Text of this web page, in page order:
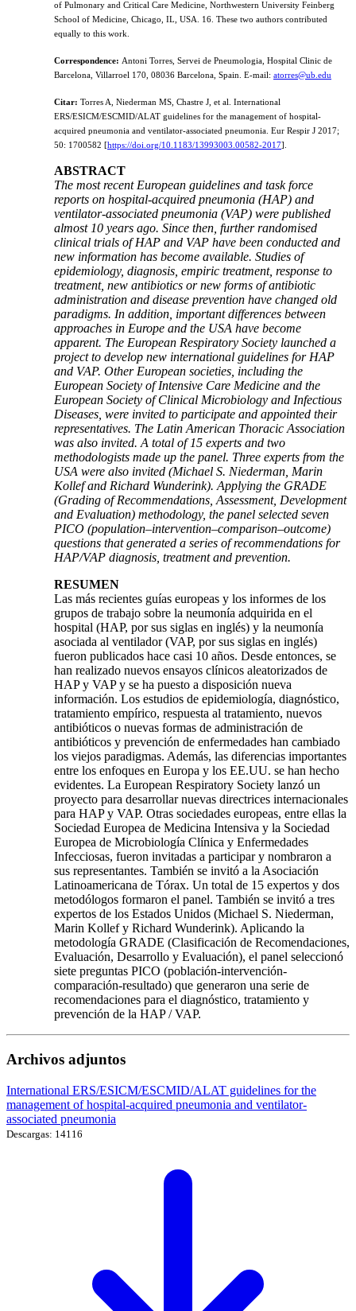
of Pulmonary and Critical Care Medicine, Northwestern University Feinberg
School of Medicine, Chicago, IL, USA. 16. These two authors contributed
equally to this work.
Correspondence: Antoni Torres, Servei de Pneumologia, Hospital Clinic de
Barcelona, Villarroel 170, 08036 Barcelona, Spain. E-mail: atorres@ub.edu
Citar: Torres A, Niederman MS, Chastre J, et al. International
ERS/ESICM/ESCMID/ALAT guidelines for the management of hospital-
acquired pneumonia and ventilator-associated pneumonia. Eur Respir J 2017;
50: 1700582 [ https://doi.org/10.1183/13993003.00582-2017 ].
ABSTRACT
The most recent European guidelines and task force
reports on hospital-acquired pneumonia (HAP) and
ventilator-associated pneumonia (VAP) were published
almost 10 years ago. Since then, further randomised
clinical trials of HAP and VAP have been conducted and
new information has become available. Studies of
epidemiology, diagnosis, empiric treatment, response to
treatment, new antibiotics or new forms of antibiotic
administration and disease prevention have changed old
paradigms. In addition, important differences between
approaches in Europe and the USA have become
apparent. The European Respiratory Society launched a
project to develop new international guidelines for HAP
and VAP. Other European societies, including the
European Society of Intensive Care Medicine and the
European Society of Clinical Microbiology and Infectious
Diseases, were invited to participate and appointed their
representatives. The Latin American Thoracic Association
was also invited. A total of 15 experts and two
methodologists made up the panel. Three experts from the
USA were also invited (Michael S. Niederman, Marin
Kollef and Richard Wunderink). Applying the GRADE
(Grading of Recommendations, Assessment, Development
and Evaluation) methodology, the panel selected seven
PICO (population–intervention–comparison–outcome)
questions that generated a series of recommendations for
HAP/VAP diagnosis, treatment and prevention.
RESUMEN
Las más recientes guías europeas y los informes de los
grupos de trabajo sobre la neumonía adquirida en el
hospital (HAP, por sus siglas en inglés) y la neumonía
asociada al ventilador (VAP, por sus siglas en inglés)
fueron publicados hace casi 10 años. Desde entonces, se
han realizado nuevos ensayos clínicos aleatorizados de
HAP y VAP y se ha puesto a disposición nueva
información. Los estudios de epidemiología, diagnóstico,
tratamiento empírico, respuesta al tratamiento, nuevos
antibióticos o nuevas formas de administración de
antibióticos y prevención de enfermedades han cambiado
los viejos paradigmas. Además, las diferencias importantes
entre los enfoques en Europa y los EE.UU. se han hecho
evidentes. La European Respiratory Society lanzó un
proyecto para desarrollar nuevas directrices internacionales
para HAP y VAP. Otras sociedades europeas, entre ellas la
Sociedad Europea de Medicina Intensiva y la Sociedad
Europea de Microbiología Clínica y Enfermedades
Infecciosas, fueron invitadas a participar y nombraron a
sus representantes. También se invitó a la Asociación
Latinoamericana de Tórax. Un total de 15 expertos y dos
metodólogos formaron el panel. También se invitó a tres
expertos de los Estados Unidos (Michael S. Niederman,
Marin Kollef y Richard Wunderink). Aplicando la
metodología GRADE (Clasificación de Recomendaciones,
Evaluación, Desarrollo y Evaluación), el panel seleccionó
siete preguntas PICO (población-intervención-
comparación-resultado) que generaron una serie de
recomendaciones para el diagnóstico, tratamiento y
prevención de la HAP / VAP.
Archivos adjuntos
International ERS/ESICM/ESCMID/ALAT guidelines for the
management of hospital-acquired pneumonia and ventilator-
associated pneumonia
Descargas: 14116